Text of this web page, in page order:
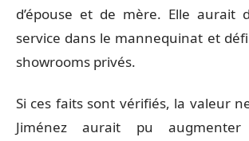
d’épouse et de mère. Elle aurait
service dans le mannequinat et
showrooms privés.
Si ces faits sont vérifiés, la valeur
Jiménez aurait pu